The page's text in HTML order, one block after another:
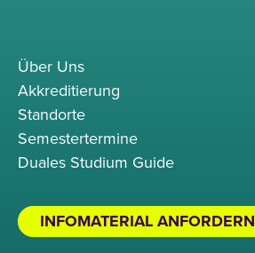
Über Uns
Akkreditierung
Standorte
Semestertermine
Duales Studium Guide
INFOMATERIAL ANFORDERN